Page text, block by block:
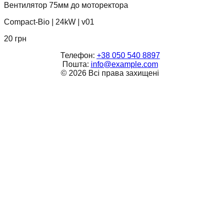
Вентилятор 75мм до моторектора
Compact-Bio
24kW
v01
20 грн
Телефон: +38 050 540 8897
Пошта: info@example.com
© 2026 Всі права захищені